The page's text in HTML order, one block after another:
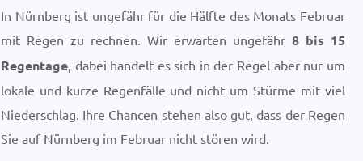
In Nürnberg ist ungefähr für die Hälfte des Monats Februar
mit Regen zu rechnen. Wir erwarten ungefähr 8 bis 15
Regentage, dabei handelt es sich in der Regel aber nur um
lokale und kurze Regenfälle und nicht um Stürme mit viel
Niederschlag. Ihre Chancen stehen also gut, dass der Regen
Sie auf Nürnberg im Februar nicht stören wird.